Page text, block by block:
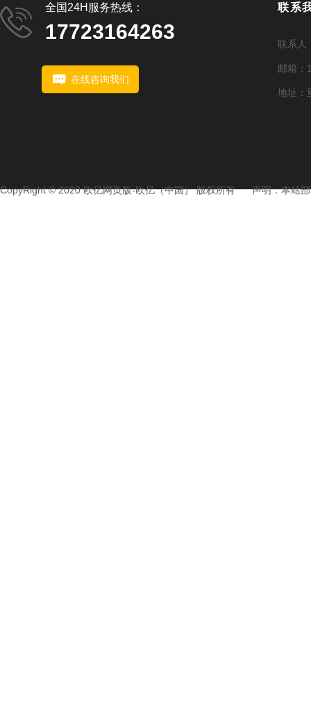
全国24H服务热线：
17723164263
在线咨询我们
联系
联系人
邮箱：
地址：
CopyRight © 2020 欧亿网页版-欧亿（中国） 版权所有 声明：本站部